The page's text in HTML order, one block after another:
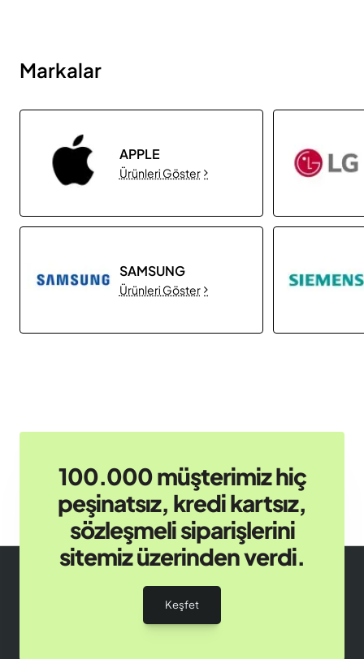
Markalar
APPLE
Ürünleri Göster
SAMSUNG
Ürünleri Göster
100.000 müşterimiz hiç
peşinatsız, kredi kartsız,
sözleşmeli siparişlerini
sitemiz üzerinden verdi.
Keşfet